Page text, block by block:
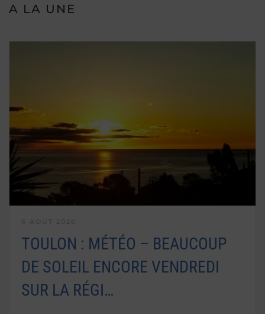
A LA UNE
TOULON : MÉTÉO – BEAUCOUP
DE SOLEIL ENCORE VENDREDI
SUR LA RÉGI…